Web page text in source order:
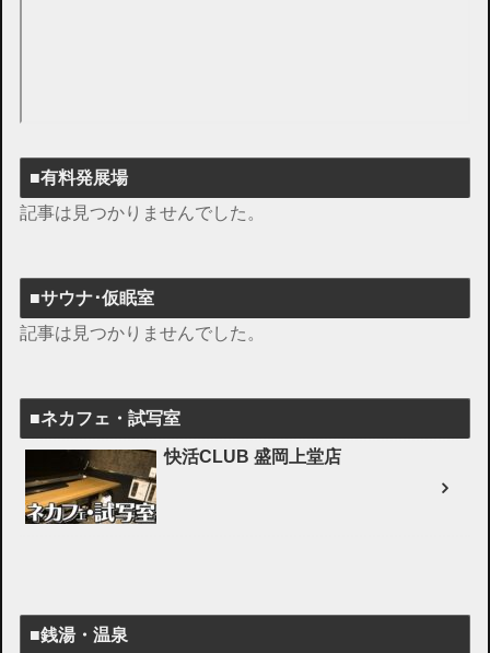
■有料発展場
記事は見つかりませんでした。
■サウナ･仮眠室
記事は見つかりませんでした。
■ネカフェ・試写室
快活CLUB 盛岡上堂店
■銭湯・温泉